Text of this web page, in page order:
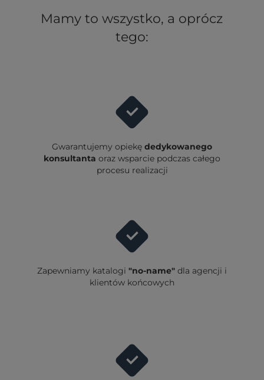
Mamy to wszystko, a oprócz
tego:
Gwarantujemy opiekę dedykowanego
konsultanta oraz wsparcie podczas całego
procesu realizacji
Zapewniamy katalogi "no-name" dla agencji i
klientów końcowych